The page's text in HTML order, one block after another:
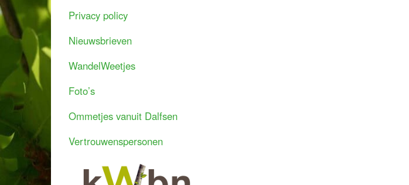
Privacy policy
Nieuwsbrieven
WandelWeetjes
Foto’s
Ommetjes vanuit Dalfsen
Vertrouwenspersonen